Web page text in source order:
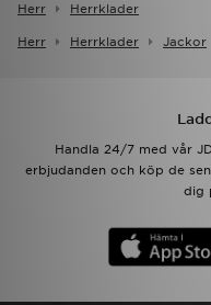
Herr Herrklader
Herr Herrklader Jackor
Handla 24/7 med vår
erbjudanden och köp de
dig